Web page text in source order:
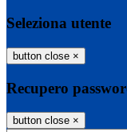
Seleziona utente
button close ×
Recupero
button close ×